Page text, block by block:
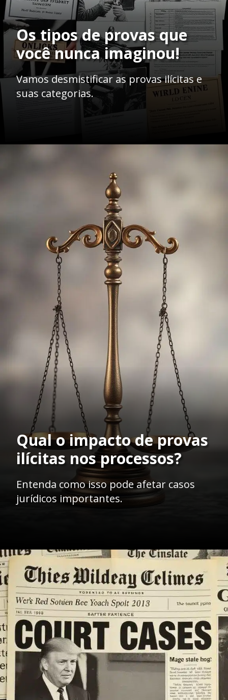
Os tipos de provas que
você nunca imaginou!
Vamos desmistificar as provas ilícitas e
suas categorias.
Qual o impacto de provas
ilícitas nos processos?
Entenda como isso pode afetar casos
jurídicos importantes.
Opening https://ademilsoncs.adv.br/